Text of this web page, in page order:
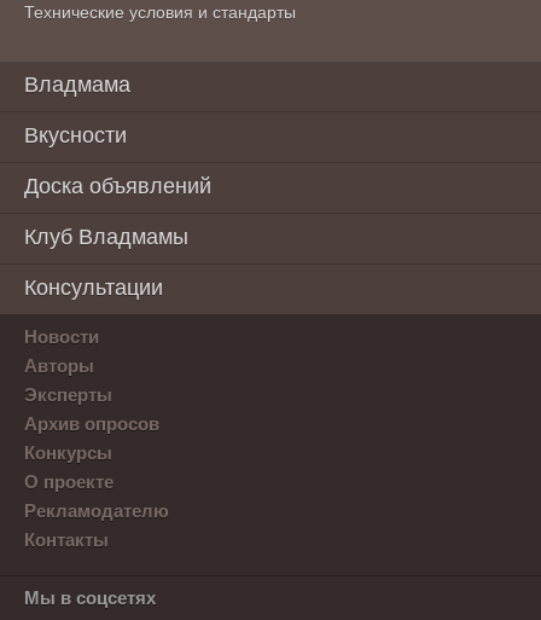
Технические условия и стандарты
Владмама
Вкусности
Доска объявлений
Клуб Владмамы
Консультации
Новости
Авторы
Эксперты
Архив опросов
Конкурсы
О проекте
Рекламодателю
Контакты
Мы в соцсетях